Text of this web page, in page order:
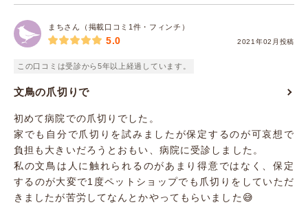
まちさん（掲載口コミ1件・フィンチ）
2021年02月投稿
5.0
この口コミは受診から5年以上経過しています。
文鳥の爪切りで
初めて病院での爪切りでした。
家でも自分で爪切りを試みましたが保定するのが可哀想で
負担も大きいだろうとおもい、病院に受診しました。
私の文鳥は人に触れられるのがあまり得意ではなく、保定
するのが大変で1度ペットショップでも爪切りをしていただ
きましたが苦労してなんとかやってもらいました😅